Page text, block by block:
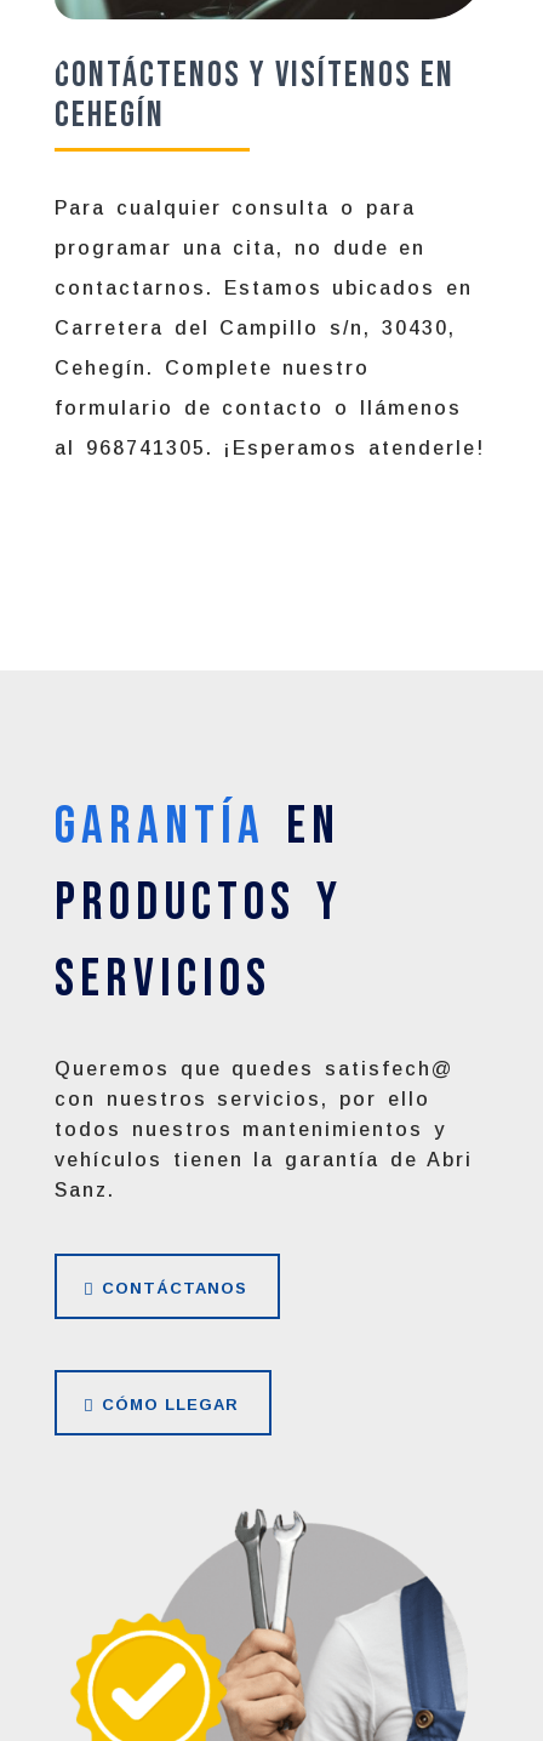
Contáctenos y Visítenos en
Cehegín
Para cualquier consulta o para
programar una cita, no dude en
contactarnos. Estamos ubicados en
Carretera del Campillo s/n, 30430,
Cehegín. Complete nuestro
formulario de contacto o llámenos
al 968741305. ¡Esperamos atenderle!
Garantía en
productos y
servicios
Queremos que quedes satisfech@
con nuestros servicios, por ello
todos nuestros mantenimientos y
vehículos tienen la garantía de Abri
Sanz.
CONTÁCTANOS
CÓMO LLEGAR